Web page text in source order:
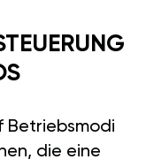
Betriebsmodi
die eine